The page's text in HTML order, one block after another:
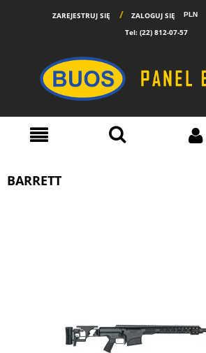
ZAREJESTRUJ SIĘ
ZALOGUJ SIĘ
Tel: (22) 812-07-57
BARRETT